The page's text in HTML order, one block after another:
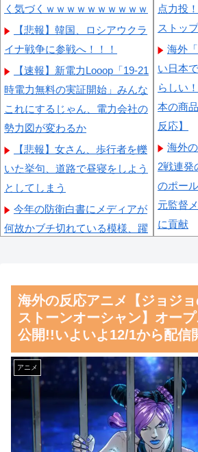
く気づくｗｗｗｗｗｗｗｗｗｗ
【悲報】韓国、ロシアウクラ
イナ戦争に参戦へ！！！
【速報】新電力Looop「19-21
時電力無料の実証開始」みんな
これにするじゃん、電力会社の
勢力図が変わるか
【悲報】女さん、歩行者を轢
いた挙句、道路で昼寝をしよう
としてしまう
今年の防衛白書にメディアが
何故かブチ切れている模様、躍
【朗報】齋藤飛鳥、前屈みで
完全に見えてる動画が拡散され
てしまう…
主導…JAXAの衛星「あらせ」
が観測！
舌を絡ませて、唾液交換して
── ちゅっちゅしながらの濃厚
エッ画像♪
点力投
ストッ
海外
い日本
らしい
本の商
反応】
海外
2戦連発
のポー
元監督
に貢献
に海外
外国
料理の
た…」
韓国
メンに
とがこ
っ？？
国の反応
海外の反応アニメ【ジョジ
ストーンオーシャン】オー
公開!!いよいよ12/1から配信
アニメ